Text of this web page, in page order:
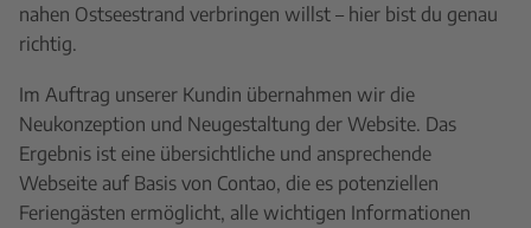
nahen Ostseestrand verbringen willst – hier bist du genau
richtig.
Im Auftrag unserer Kundin übernahmen wir die
Neukonzeption und Neugestaltung der Website. Das
Ergebnis ist eine übersichtliche und ansprechende
Webseite auf Basis von Contao, die es potenziellen
Feriengästen ermöglicht, alle wichtigen Informationen